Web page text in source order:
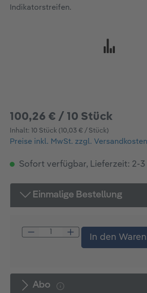
100,26 € / 10 Stück
Inhalt: 10 Stück (10,03 € / Stück)
Preise inkl. MwSt. zzgl. Versandkosten
Sofort verfügbar, Lieferzeit: 2-3
Einmalige Bestellung
Produkt Anzahl: Gib
In den
Abo